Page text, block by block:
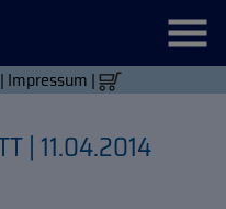
| Impressum |
| 11.04.2014